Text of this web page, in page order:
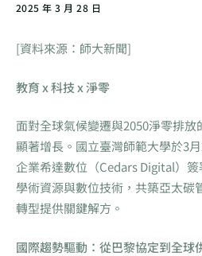
English
2025 年 3 月 28 日
[資料來源：師大新聞]
教育 x 科技 x 淨零
面對全球氣候變遷與2050淨零排
顯著增長。國立臺灣師範大學於3
企業希達數位（Cedars Digital）
學術資源與數位技術，共築亞太碳
轉型提供關鍵解方。
國際趨勢驅動：從巴黎協定到全球